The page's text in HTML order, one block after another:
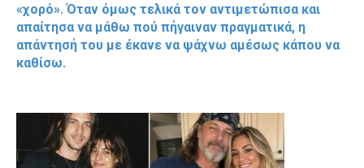
«χορό». Όταν όμως τελικά τον αντιμετώπισα και
απαίτησα να μάθω πού πήγαιναν πραγματικά, η
απάντησή του με έκανε να ψάχνω αμέσως κάπου να
καθίσω.